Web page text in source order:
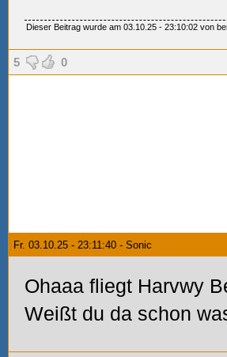
Dieser Beitrag wurde am 03.10.25 - 23:10:02 von
5 0
Fr. 03.10.25 - 23:11:40 - Sonic
Ohaaa fliegt Harvwy
Weißt du da schon